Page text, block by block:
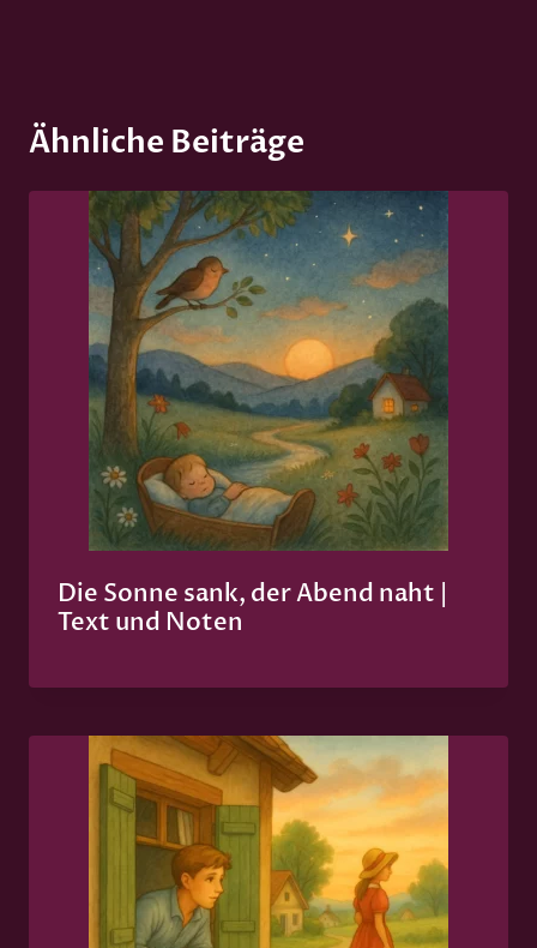
Ähnliche Beiträge
Die Sonne sank, der Abend naht |
Text und Noten